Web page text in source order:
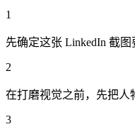
1
先确定这张 LinkedIn 截图
2
在打磨视觉之前，先把人
3